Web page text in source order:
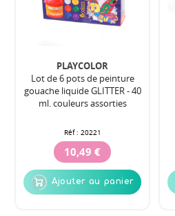
PLAYCOLOR
Lot de 6 pots de peinture
gouache liquide GLITTER - 40
ml. couleurs assorties
Réf : 20221
10,49 €
Ajouter au panier